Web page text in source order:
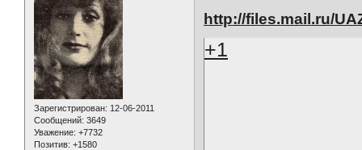
Зарегистрирован: 12-06-2011
Сообщений: 3649
Уважение: +7732
Позитив: +1580
http://files.mail.ru/
+1